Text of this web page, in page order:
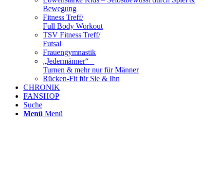
Bewegung
Fitness Treff/
Full Body Workout
TSV Fitness Treff/
Futsal
Frauengymnastik
„Jedermänner“ –
Turnen & mehr nur für Männer
Rücken-Fit für Sie & Ihn
CHRONIK
FANSHOP
Suche
Menü Menü